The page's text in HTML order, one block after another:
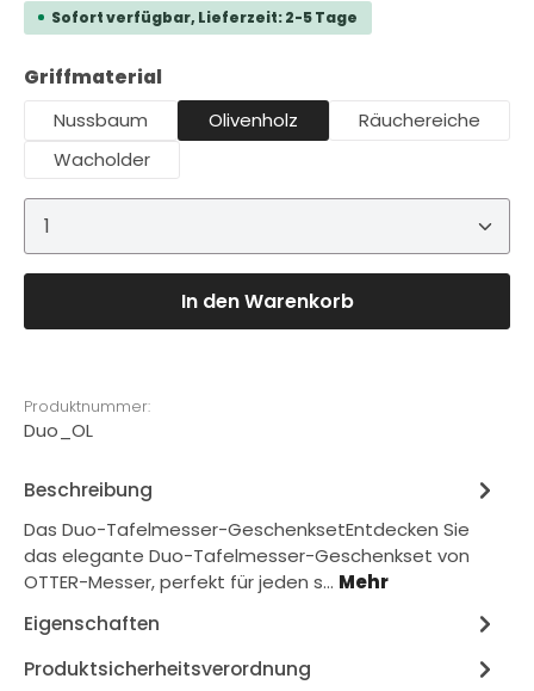
Sofort verfügbar, Lieferzeit: 2-5 Tage
Griffmaterial
Nussbaum Olivenholz
Räuchereiche
Wacholder
Produkt Anzahl: Gib den gewünschten Wert
In den Warenkorb
Produktnummer:
Duo_OL
Beschreibung
Das Duo-Tafelmesser-GeschenksetEntdecken Sie
das elegante Duo-Tafelmesser-Geschenkset von
OTTER-Messer, perfekt für jeden s… Mehr
Eigenschaften
Produktsicherheitsverordnung